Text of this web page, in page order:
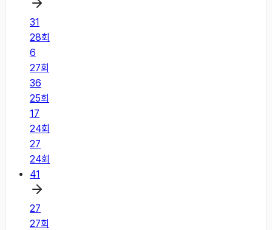
31
28회
6
27회
36
25회
17
24회
27
24회
41
27
27회